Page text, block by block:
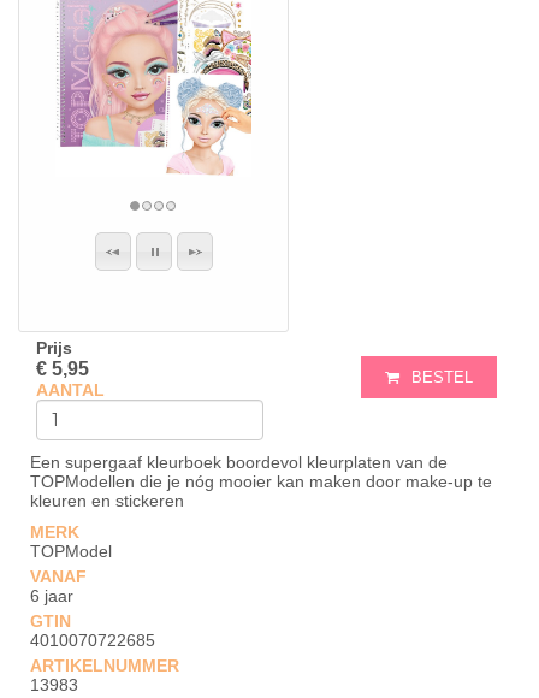
Prijs
€ 5,95
AANTAL
BESTEL
Een supergaaf kleurboek boordevol kleurplaten van de
TOPModellen die je nóg mooier kan maken door make-up te
kleuren en stickeren
MERK
TOPModel
VANAF
6 jaar
GTIN
4010070722685
ARTIKELNUMMER
13983